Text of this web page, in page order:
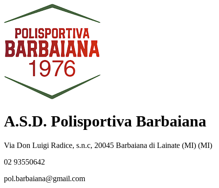
A.S.D. Polisportiva Barbaiana
Via Don Luigi Radice, s.n.c, 20045 Barbaiana di Lainate (MI) (MI)
02 93550642
pol.barbaiana@gmail.com